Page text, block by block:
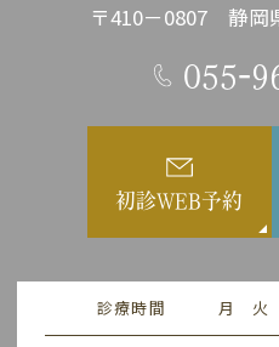
〒410－0807 静岡
055-
初診WEB予約
診療時間 月 火